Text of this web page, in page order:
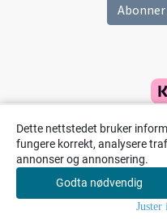
Dette nettstedet bruker
fungere korrekt, analysere
annonser og annonsering.
Godta nødvendig
Juster